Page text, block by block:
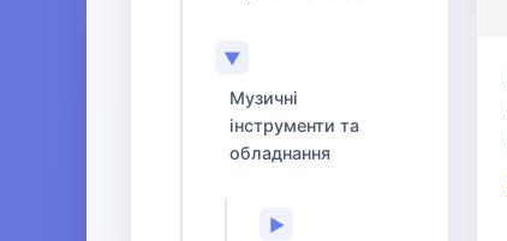
▼
Музичні
інструменти та
обладнання
▶